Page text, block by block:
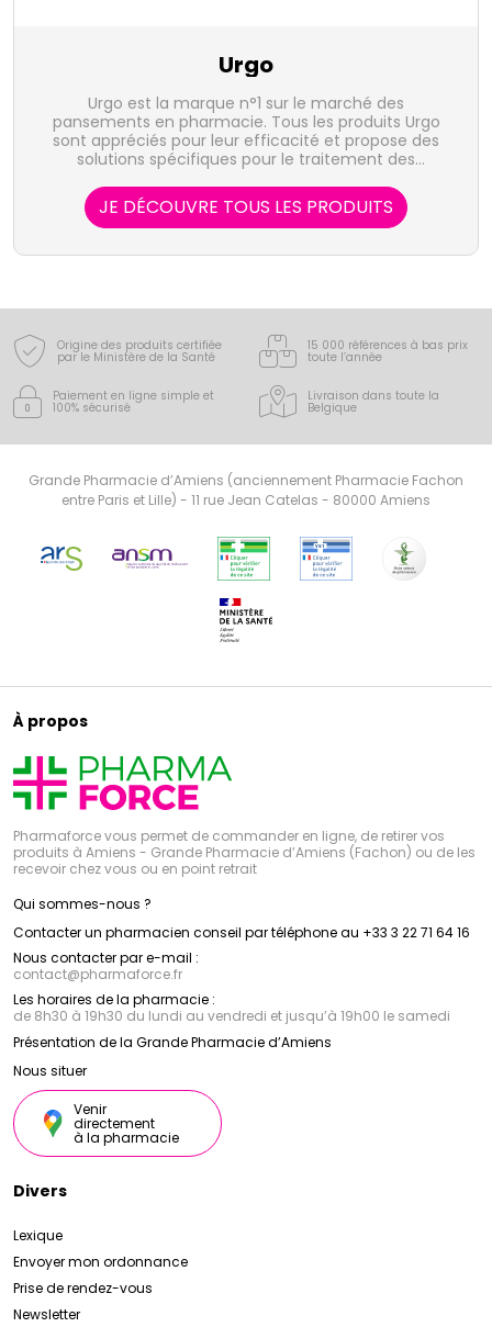
Urgo
Urgo est la marque n°1 sur le marché des
pansements en pharmacie. Tous les produits Urgo
sont appréciés pour leur efficacité et propose des
solutions spécifiques pour le traitement des
encore cicatrices.
JE DÉCOUVRE TOUS LES PRODUITS
Origine des produits certifiée
par le Ministère de la Santé
15 000 références à bas prix
toute l’année
Paiement en ligne simple et
100% sécurisé
Livraison dans toute la
Belgique
Grande Pharmacie d’Amiens (anciennement Pharmacie Fachon
entre Paris et Lille) - 11 rue Jean Catelas - 80000 Amiens
À propos
Pharmaforce vous permet de commander en ligne, de retirer vos
produits à Amiens - Grande Pharmacie d’Amiens (Fachon) ou de les
recevoir chez vous ou en point retrait
Qui sommes-nous ?
Contacter un pharmacien conseil par téléphone au +33 3 22 71 64 16
Nous contacter par e-mail :
contact@pharmaforce.fr
Les horaires de la pharmacie :
de 8h30 à 19h30 du lundi au vendredi et jusqu’à 19h00 le samedi
Présentation de la Grande Pharmacie d’Amiens
Nous situer
Venir
directement
à la pharmacie
Divers
Lexique
Envoyer mon ordonnance
Prise de rendez-vous
Newsletter